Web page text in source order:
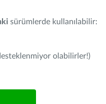
sürümlerde kullanılabilir:
olabilirler!)